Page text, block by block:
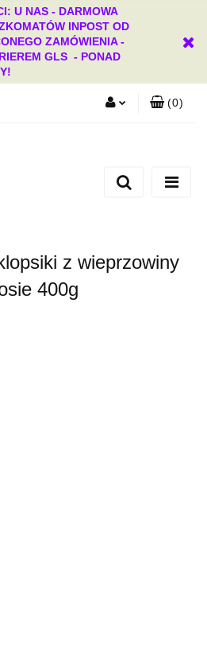
U NAS - DARMOWA
INPOST OD
ZAMÓWIENIA -
GLS - PONAD
Dodaj zgłoszenie
(0)
z wieprzowiny
400g